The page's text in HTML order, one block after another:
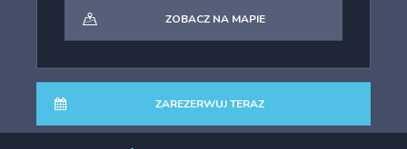
ZOBACZ NA MAPIE
ZAREZERWUJ TERAZ